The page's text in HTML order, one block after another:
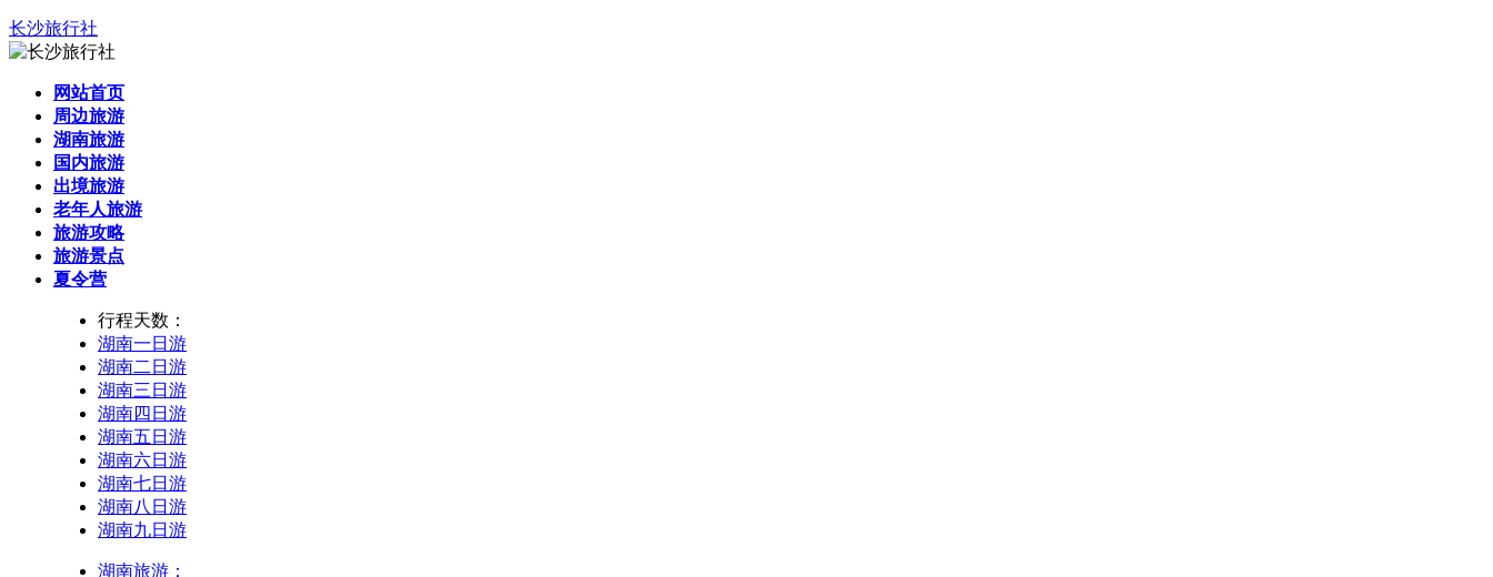
长沙旅行社
网站首页
周边旅游
湖南旅游
国内旅游
出境旅游
老年人旅游
旅游攻略
旅游景点
夏令营
行程天数：
湖南一日游
湖南二日游
湖南三日游
湖南四日游
湖南五日游
湖南六日游
湖南七日游
湖南八日游
湖南九日游
湖南旅游：